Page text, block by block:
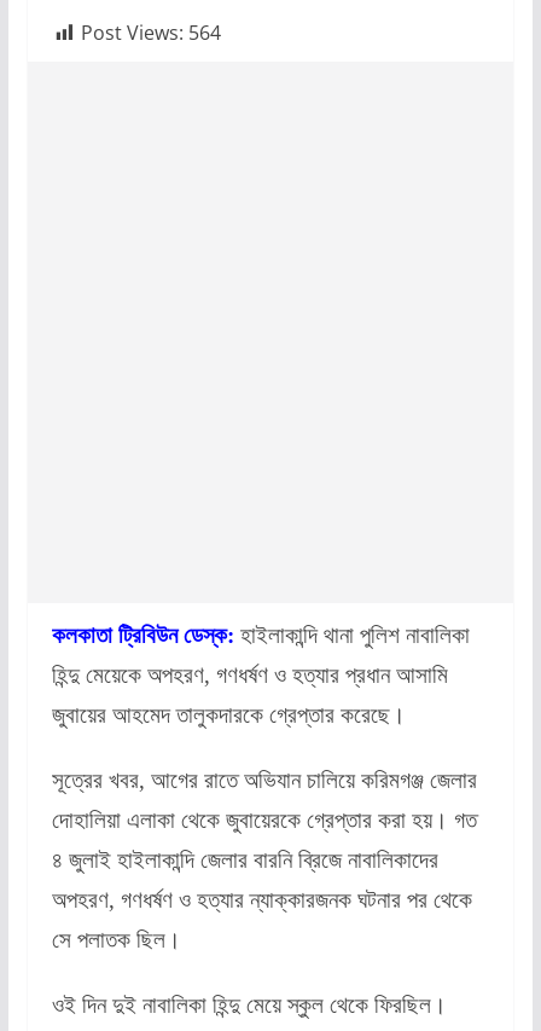
Post Views: 564
কলকাতা ট্রিবিউন ডেস্ক: হাইলাকান্দি থানা পুলিশ নাবালিকা
হিন্দু মেয়েকে অপহরণ, গণধর্ষণ ও হত্যার প্রধান আসামি
জুবায়ের আহমেদ তালুকদারকে গ্রেপ্তার করেছে।
সূত্রের খবর, আগের রাতে অভিযান চালিয়ে করিমগঞ্জ জেলার
দোহালিয়া এলাকা থেকে জুবায়েরকে গ্রেপ্তার করা হয়। গত
৪ জুলাই হাইলাকান্দি জেলার বারনি ব্রিজে নাবালিকাদের
অপহরণ, গণধর্ষণ ও হত্যার ন্যাক্কারজনক ঘটনার পর থেকে
সে পলাতক ছিল।
ওই দিন দুই নাবালিকা হিন্দু মেয়ে স্কুল থেকে ফিরছিল।